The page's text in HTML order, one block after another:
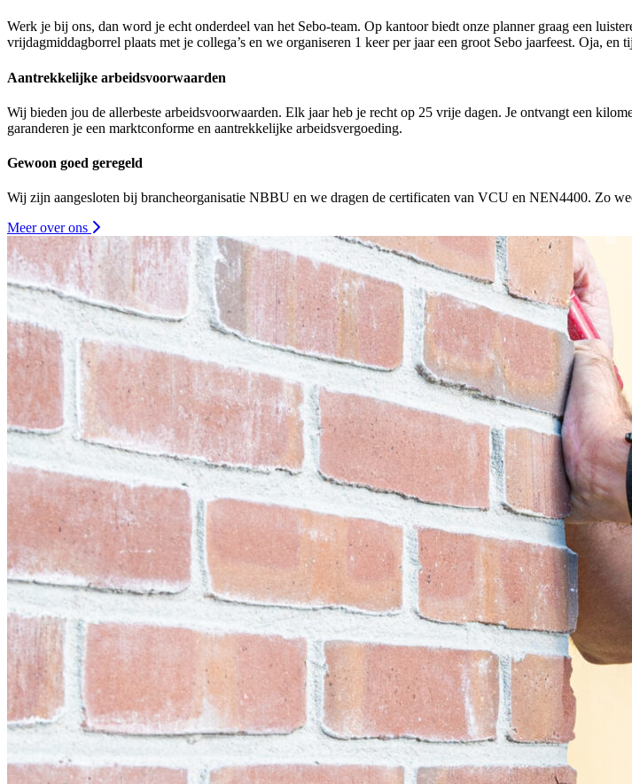
Werk je bij ons, dan word je echt onderdeel van het Sebo-team. Op kantoor biedt onze planner graag een
vrijdagmiddagborrel plaats met je collega’s en we organiseren 1 keer per jaar een groot Sebo jaarfeest. Oja,
Aantrekkelijke arbeidsvoorwaarden
Wij bieden jou de allerbeste arbeidsvoorwaarden. Elk jaar heb je recht op 25 vrije dagen. Je ontvangt een
garanderen je een marktconforme en aantrekkelijke arbeidsvergoeding.
Gewoon goed geregeld
Wij zijn aangesloten bij brancheorganisatie NBBU en we dragen de certificaten van VCU en NEN4400. Zo
Meer over ons